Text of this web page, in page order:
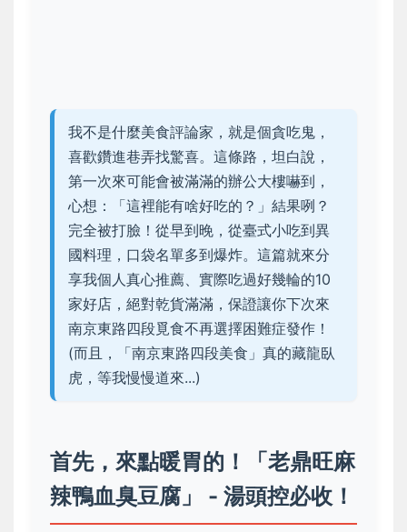
我不是什麼美食評論家，就是個貪吃鬼，
喜歡鑽進巷弄找驚喜。這條路，坦白說，
第一次來可能會被滿滿的辦公大樓嚇到，
心想：「這裡能有啥好吃的？」結果咧？
完全被打臉！從早到晚，從臺式小吃到異
國料理，口袋名單多到爆炸。這篇就來分
享我個人真心推薦、實際吃過好幾輪的10
家好店，絕對乾貨滿滿，保證讓你下次來
南京東路四段覓食不再選擇困難症發作！
(而且，「南京東路四段美食」真的藏龍臥
虎，等我慢慢道來...)
首先，來點暖胃的！「老鼎旺麻
辣鴨血臭豆腐」 - 湯頭控必收！